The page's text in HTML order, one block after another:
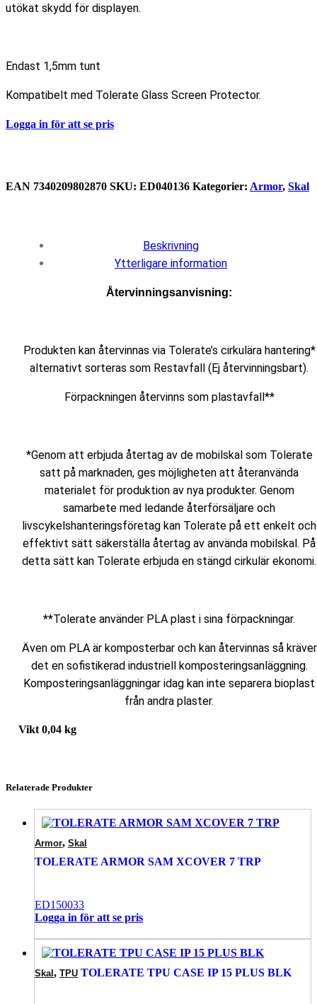
utökat skydd för displayen.
Endast 1,5mm tunt
Kompatibelt med Tolerate Glass Screen Protector.
Logga in för att se pris
EAN 7340209802870 SKU: ED040136 Kategorier: Armor, Skal
Beskrivning
Ytterligare information
Återvinningsanvisning:
Produkten kan återvinnas via Tolerate’s cirkulära hantering*
alternativt sorteras som Restavfall (Ej återvinningsbart).
Förpackningen återvinns som plastavfall**
*Genom att erbjuda återtag av de mobilskal som Tolerate
satt på marknaden, ges möjligheten att återanvända
materialet för produktion av nya produkter. Genom
samarbete med ledande återförsäljare och
livscykelshanteringsföretag kan Tolerate på ett enkelt och
effektivt sätt säkerställa återtag av använda mobilskal. På
detta sätt kan Tolerate erbjuda en stängd cirkulär ekonomi.
**Tolerate använder PLA plast i sina förpackningar.
Även om PLA är komposterbar och kan återvinnas så kräver
det en sofistikerad industriell komposteringsanläggning.
Komposteringsanläggningar idag kan inte separera bioplast
från andra plaster.
Vikt 0,04 kg
Relaterade Produkter
Armor, Skal
TOLERATE ARMOR SAM XCOVER 7 TRP
ED150033
Logga in för att se pris
Skal , TPU TOLERATE TPU CASE IP 15 PLUS BLK